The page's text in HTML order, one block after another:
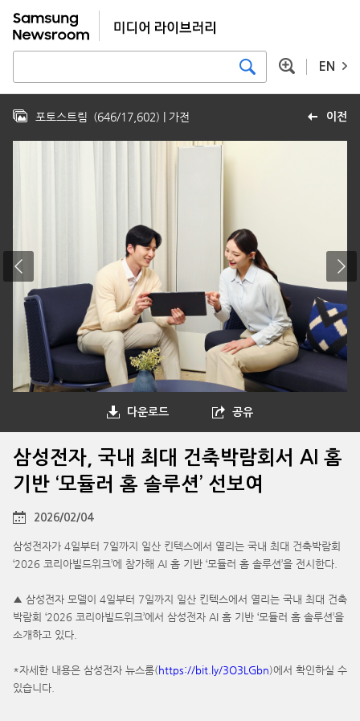
EN
이전
포토스트림 (646/17,602) | 가전
다운로드 공유
삼성전자, 국내 최대 건축박람회서 AI 홈
기반 ‘모듈러 홈 솔루션’ 선보여
2026/02/04
삼성전자가 4일부터 7일까지 일산 킨텍스에서 열리는 국내 최대 건축박람회
‘2026 코리아빌드위크’에 참가해 AI 홈 기반 ‘모듈러 홈 솔루션’을 전시한다.
▲ 삼성전자 모델이 4일부터 7일까지 일산 킨텍스에서 열리는 국내 최대 건축
박람회 ‘2026 코리아빌드위크’에서 삼성전자 AI 홈 기반 ‘모듈러 홈 솔루션’을
소개하고 있다.
*자세한 내용은 삼성전자 뉴스룸(https://bit.ly/3O3LGbn)에서 확인하실 수
있습니다.